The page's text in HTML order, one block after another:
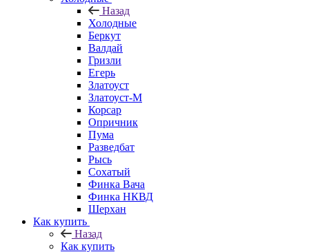
Назад
Холодные
Беркут
Валдай
Гризли
Егерь
Златоуст
Златоуст-М
Корсар
Опричник
Пума
Разведбат
Рысь
Сохатый
Финка Вача
Финка НКВД
Шерхан
Как купить
Назад
Как купить